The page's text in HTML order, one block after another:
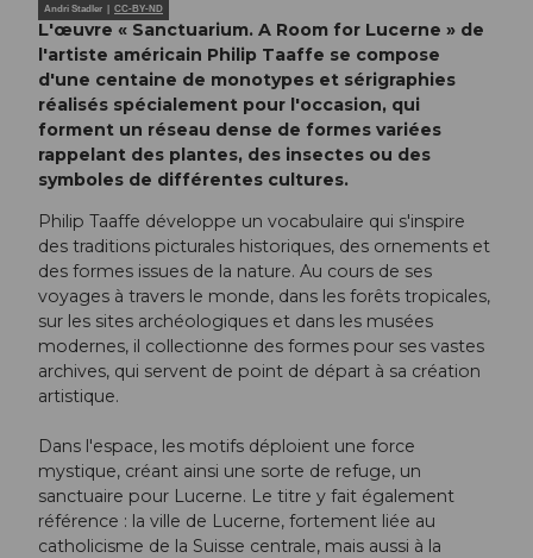
Andri Stadler | CC-BY-ND
L'œuvre « Sanctuarium. A Room for Lucerne » de
l'artiste américain Philip Taaffe se compose
d'une centaine de monotypes et sérigraphies
réalisés spécialement pour l'occasion, qui
forment un réseau dense de formes variées
rappelant des plantes, des insectes ou des
symboles de différentes cultures.
Philip Taaffe développe un vocabulaire qui s'inspire
des traditions picturales historiques, des ornements et
des formes issues de la nature. Au cours de ses
voyages à travers le monde, dans les forêts tropicales,
sur les sites archéologiques et dans les musées
modernes, il collectionne des formes pour ses vastes
archives, qui servent de point de départ à sa création
artistique.
Dans l'espace, les motifs déploient une force
mystique, créant ainsi une sorte de refuge, un
sanctuaire pour Lucerne. Le titre y fait également
référence : la ville de Lucerne, fortement liée au
catholicisme de la Suisse centrale, mais aussi à la